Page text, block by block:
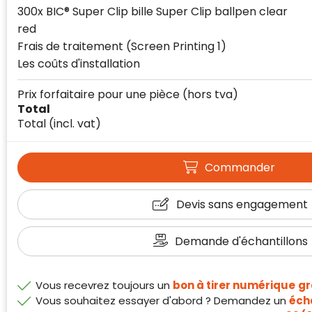
300x BIC® Super Clip bille Super Clip ballpen clear
red
Frais de traitement (Screen Printing 1)
Les coûts d'installation
Total
Total (incl. vat)
Prix forfaitaire pour une pièce (hors tva)
Commander
Devis sans engagement
Demande d'échantillons
Vous recevrez toujours un bon à tirer numérique
Vous souhaitez essayer d'abord ? Demandez un
van klanten voldoet.
beoordelingsplatforms om
websitebezoekers toegang te geven tot
echte, geverifieerde beoordelingen op één
plaats.
Alleen beoordelingen die voldoen aan de
richtlijnen van Trustindex en waarvan
de verschillende platforms geaccepteerd en
Trustindex meet voortdurend de
klanttevredenheid op basis van
beoordelingen. Minder dan 1% van de
ondervraagde klanten meldde een
probleem.
Trustindex heeft de contactgegevens van de
website en de bedrijfsgegevens
onafhankelijk geverifieerd.
+32 479 88 00 36 Geverifieerd
mailadres:
Trustindex controleert websites voortdurend
op veiligheidsproblemen.
gedetecteerd
Blacklist Geen site op de zwarte lijst
Websites die consequent een hoog niveau